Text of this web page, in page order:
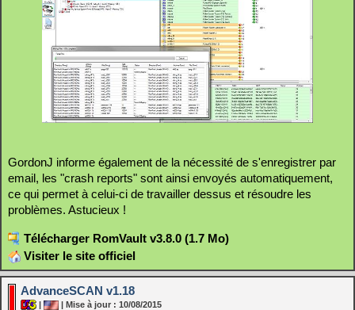
GordonJ informe également de la nécessité de s'enregistrer par
email, les "crash reports" sont ainsi envoyés automatiquement,
ce qui permet à celui-ci de travailler dessus et résoudre les
problèmes. Astucieux !
Télécharger RomVault v3.8.0 (1.7 Mo)
Visiter le site officiel
AdvanceSCAN v1.18
| | Mise à jour : 10/08/2015